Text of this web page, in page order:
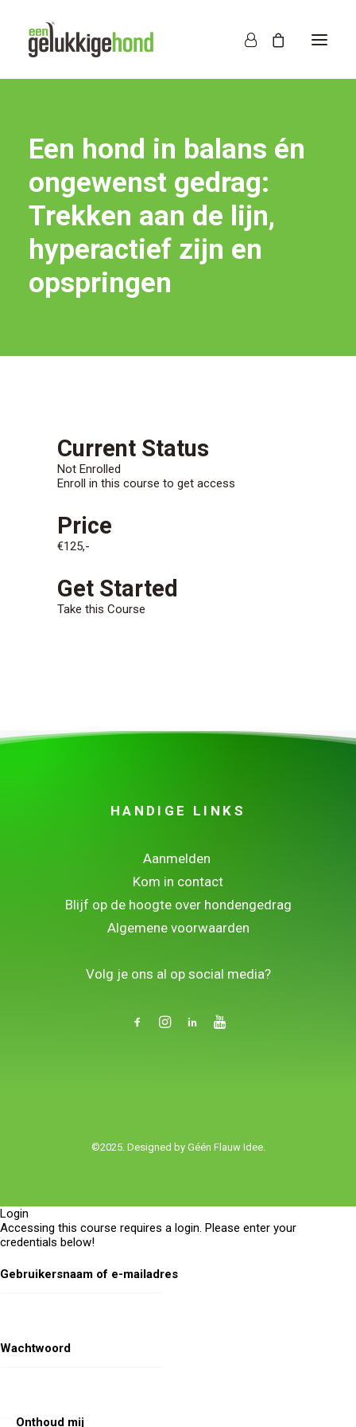
Een hond in balans én
ongewenst gedrag:
Trekken aan de lijn,
hyperactief zijn en
opspringen
Current Status
Not Enrolled
Enroll in this course to get access
Price
€125,-
Get Started
Take this Course
HANDIGE LINKS
Aanmelden
Kom in contact
Blijf op de hoogte over hondengedrag
Algemene voorwaarden
Volg je ons al op social media?
©2025. Designed by Géén Flauw Idee.
Login
Accessing this course requires a login. Please enter your
credentials below!
Gebruikersnaam of e-mailadres
Wachtwoord
Onthoud mij